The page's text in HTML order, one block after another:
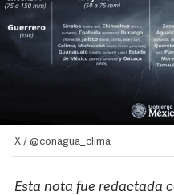
X / @conagua_clima
Esta nota fue redactada